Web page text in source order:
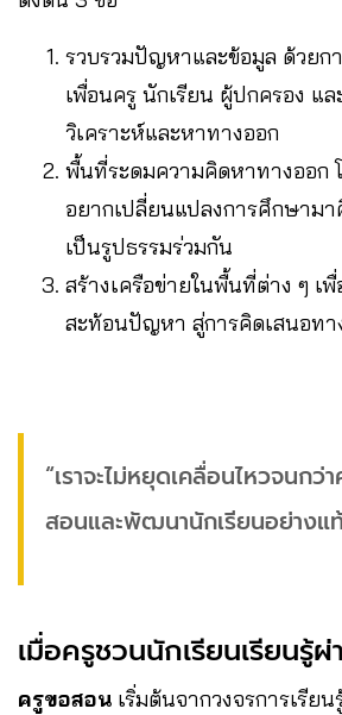
รวบรวมปัญหาและข้อมูล ด้วยก
เพื่อนครู นักเรียน ผู้ปกครอง แ
วิเคราะห์และหาทางออก
พื้นที่ระดมความคิดหาทางออก
อยากเปลี่ยนแปลงการศึกษาม
เป็นรูปธรรมร่วมกัน
สร้างเครือข่ายในพื้นที่ต่าง ๆ เพื่
สะท้อนปัญหา สู่การคิดเสนอทา
“เราจะไม่หยุดเคลื่อนไหวจนกว่
สอนและพัฒนานักเรียนอย่างแ
เมื่อครูชวนนักเรียนเรียนรู้
ครูขอสอน เริ่มต้นจากวงจรการเรีย